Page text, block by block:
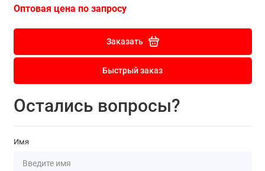
Оптовая цена по запросу
Заказать
Быстрый заказ
Остались вопросы?
Имя